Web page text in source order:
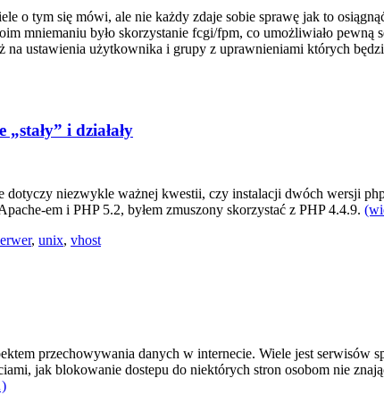
o tym się mówi, ale nie każdy zdaje sobie sprawę jak to
mniemaniu było skorzystanie fcgi/fpm, co umożliwiało
ustawienia użytkownika i grupy z uprawnieniami których
i działały
dotyczy niezwykle ważnej kwestii, czy instalacji dwóch wersji
em i PHP 5.2, byłem zmuszony skorzystać z PHP 4.4.9.
, unix, vhost
przechowywania danych w internecie. Wiele jest serwisów
jak blokowanie dostepu do niektórych stron osobom nie